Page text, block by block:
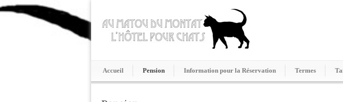
Accueil Pension Information pour la Réservation Termes